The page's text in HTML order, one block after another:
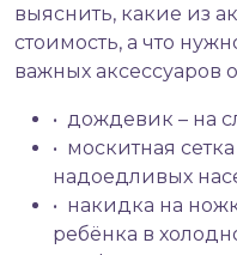
выяснить, какие из
стоимость, а что
важных аксессуаров
• дождевик – на
• москитная
надоедливых
• накидка на
ребёнка в